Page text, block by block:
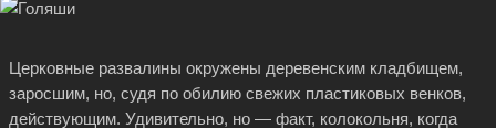
Церковные развалины окружены деревенским кладбищем,
заросшим, но, судя по обилию свежих пластиковых венков,
действующим. Удивительно, но — факт, колокольня, когда